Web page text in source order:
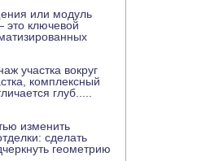
или модуль
ключевой
участка вокруг
комплексный
глуб
изменить
сделать
геометрию